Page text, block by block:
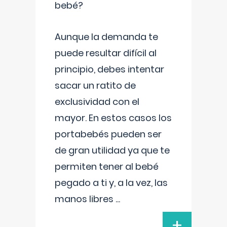
bebé?
Aunque la demanda te
puede resultar difícil al
principio, debes intentar
sacar un ratito de
exclusividad con el
mayor. En estos casos los
portabebés pueden ser
de gran utilidad ya que te
permiten tener al bebé
pegado a ti y, a la vez, las
manos libres ...